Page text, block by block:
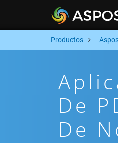
Productos
De
De